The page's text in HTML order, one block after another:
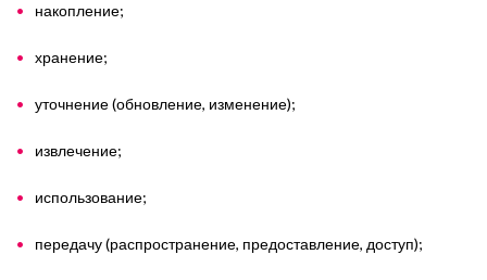
накопление;
хранение;
уточнение (обновление, изменение);
извлечение;
использование;
передачу (распространение, предоставление, доступ);